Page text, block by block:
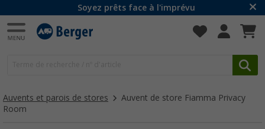
Soyez prêts face à l'imprévu
Auvents et parois de stores
Auvent de store Fiamma Privacy
Room